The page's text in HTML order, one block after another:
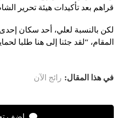
قراهم بعد تأكيدات هيئة تحرير
لكن بالنسبة لعلي، أحد سكان
المقام، “لقد جئنا إلى هنا طلبا
في هذا المقال: رائج الآن